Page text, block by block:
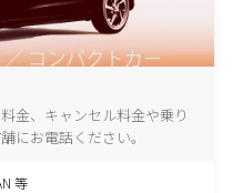
金、キャンセル料金や乗り
にお電話ください。
等